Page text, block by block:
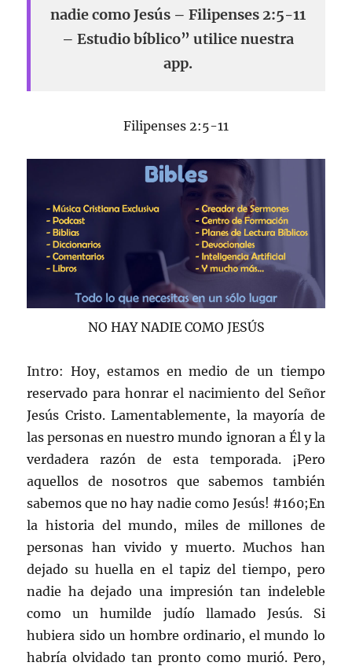
nadie como Jesús – Filipenses 2:5-11
– Estudio bíblico” utilice nuestra
app.
Filipenses 2:5-11
NO HAY NADIE COMO JESÚS
Intro: Hoy, estamos en medio de un tiempo
reservado para honrar el nacimiento del Señor
Jesús Cristo. Lamentablemente, la mayoría de
las personas en nuestro mundo ignoran a Él y la
verdadera razón de esta temporada. ¡Pero
aquellos de nosotros que sabemos también
sabemos que no hay nadie como Jesús! #160;En
la historia del mundo, miles de millones de
personas han vivido y muerto. Muchos han
dejado su huella en el tapiz del tiempo, pero
nadie ha dejado una impresión tan indeleble
como un humilde judío llamado Jesús. Si
hubiera sido un hombre ordinario, el mundo lo
habría olvidado tan pronto como murió. Pero,